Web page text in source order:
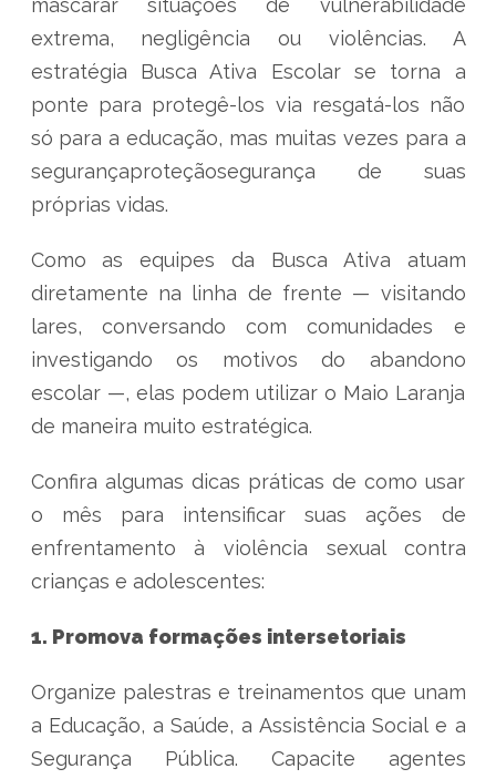
mascarar situações de vulnerabilidade
extrema, negligência ou violências. A
estratégia Busca Ativa Escolar se torna a
ponte para protegê-los via resgatá-los não
só para a educação, mas muitas vezes para a
segurançaproteçãosegurança de suas
próprias vidas.
Como as equipes da Busca Ativa atuam
diretamente na linha de frente — visitando
lares, conversando com comunidades e
investigando os motivos do abandono
escolar —, elas podem utilizar o Maio Laranja
de maneira muito estratégica.
Confira algumas dicas práticas de como usar
o mês para intensificar suas ações de
enfrentamento à violência sexual contra
crianças e adolescentes:
1. Promova formações intersetoriais
Organize palestras e treinamentos que unam
a Educação, a Saúde, a Assistência Social e a
Segurança Pública. Capacite agentes